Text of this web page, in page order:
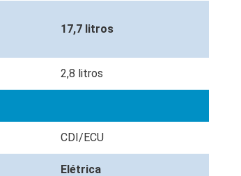
17,7 litros
2,8 litros
CDI/ECU
Elétrica